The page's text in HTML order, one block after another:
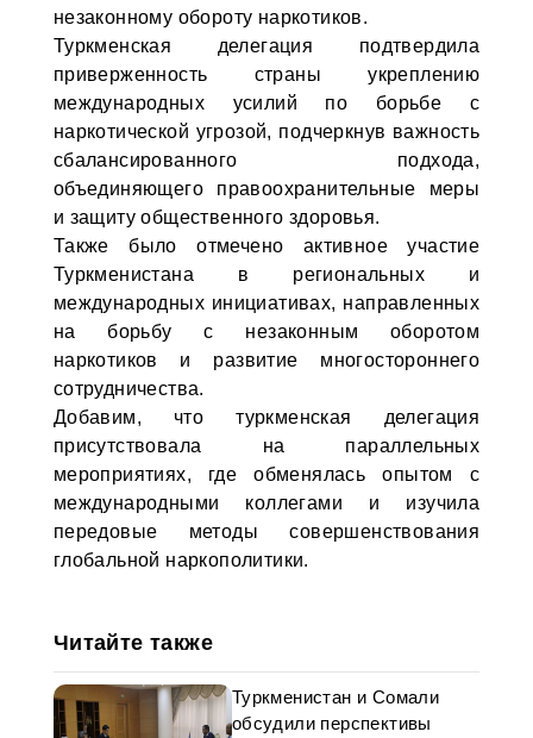
незаконному обороту наркотиков.
Туркменская делегация подтвердила
приверженность страны укреплению
международных усилий по борьбе с
наркотической угрозой, подчеркнув важность
сбалансированного подхода,
объединяющего правоохранительные меры
и защиту общественного здоровья.
Также было отмечено активное участие
Туркменистана в региональных и
международных инициативах, направленных
на борьбу с незаконным оборотом
наркотиков и развитие многостороннего
сотрудничества.
Добавим, что туркменская делегация
присутствовала на параллельных
мероприятиях, где обменялась опытом с
международными коллегами и изучила
передовые методы совершенствования
глобальной наркополитики.
Читайте также
Туркменистан и Сомали
обсудили перспективы